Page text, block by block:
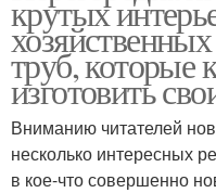
крутых
труб,
изготовить
Вниманию читателей
несколько интересных
в кое-что совершенно